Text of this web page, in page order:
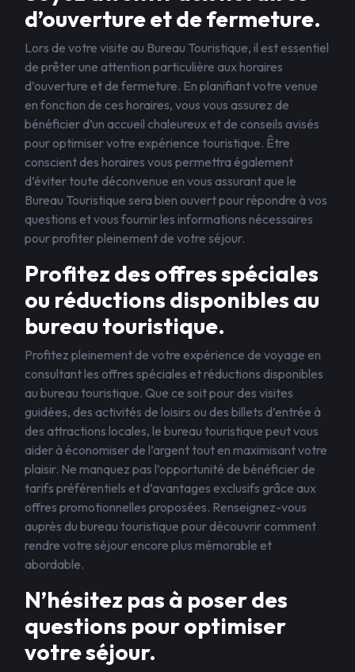
d’ouverture et de fermeture.
Lors de votre visite au Bureau Touristique, il est essentiel
de prêter une attention particulière aux horaires
d’ouverture et de fermeture. En planifiant votre venue
en fonction de ces horaires, vous vous assurez de
bénéficier d’un accueil chaleureux et de conseils avisés
pour optimiser votre expérience touristique. Être
conscient des horaires vous permettra également
d’éviter toute déconvenue en vous assurant que le
Bureau Touristique sera bien ouvert pour répondre à vos
questions et vous fournir les informations nécessaires
pour profiter pleinement de votre séjour.
Profitez des offres spéciales
ou réductions disponibles au
bureau touristique.
Profitez pleinement de votre expérience de voyage en
consultant les offres spéciales et réductions disponibles
au bureau touristique. Que ce soit pour des visites
guidées, des activités de loisirs ou des billets d’entrée à
des attractions locales, le bureau touristique peut vous
aider à économiser de l’argent tout en maximisant votre
plaisir. Ne manquez pas l’opportunité de bénéficier de
tarifs préférentiels et d’avantages exclusifs grâce aux
offres promotionnelles proposées. Renseignez-vous
auprès du bureau touristique pour découvrir comment
rendre votre séjour encore plus mémorable et
abordable.
N’hésitez pas à poser des
questions pour optimiser
votre séjour.